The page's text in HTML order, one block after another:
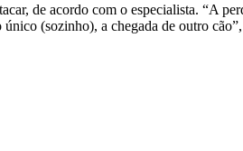
de acordo com o especialista. “A
(sozinho), a chegada de outro